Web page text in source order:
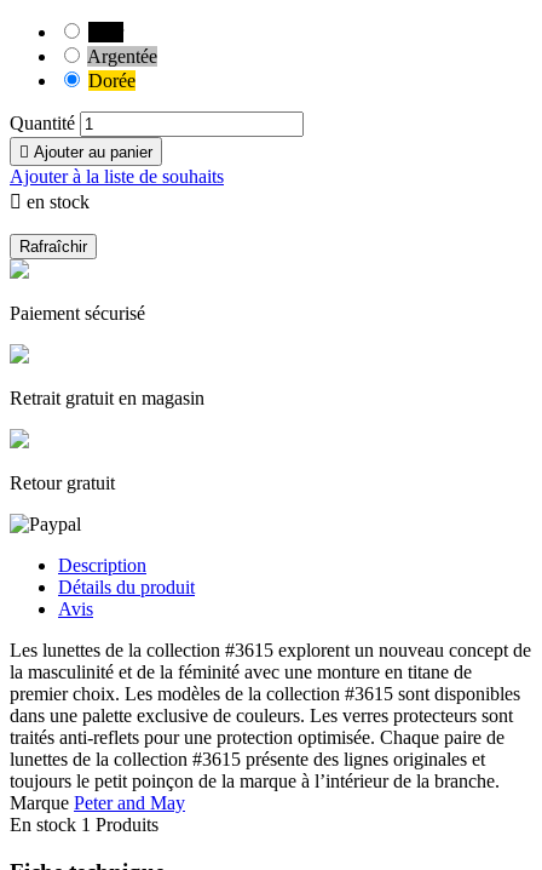
Argentée
Dorée
Quantité
 Ajouter au panier
Ajouter à la liste de souhaits
 en stock
Paiement sécurisé
Retrait gratuit en magasin
Retour gratuit
Description
Détails du produit
Avis
Les lunettes de la collection #3615 explorent un nouveau concept de
la masculinité et de la féminité avec une monture en titane de
premier choix. Les modèles de la collection #3615 sont disponibles
dans une palette exclusive de couleurs. Les verres protecteurs sont
traités anti-reflets pour une protection optimisée. Chaque paire de
lunettes de la collection #3615 présente des lignes originales et
toujours le petit poinçon de la marque à l’intérieur de la branche.
Marque Peter and May
En stock 1 Produits